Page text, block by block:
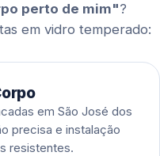
perto de mim"?
em vidro temperado:
em São José dos
precisa e instalação
resistentes.